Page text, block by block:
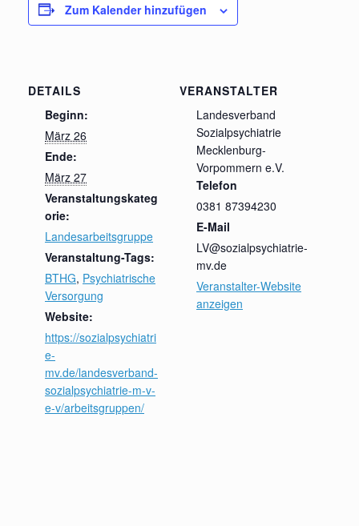
Zum Kalender hinzufügen
DETAILS
Beginn:
März 26
Ende:
März 27
Veranstaltungskateg
orie:
Landesarbeitsgruppe
Veranstaltung-Tags:
BTHG, Psychiatrische
Versorgung
Website:
https://sozialpsychiatri
e-
mv.de/landesverband-
sozialpsychiatrie-m-v-
e-v/arbeitsgruppen/
VERANSTALTER
Landesverband
Sozialpsychiatrie
Mecklenburg-
Vorpommern e.V.
Telefon
0381 87394230
E-Mail
LV@sozialpsychiatrie-
mv.de
Veranstalter-Website
anzeigen